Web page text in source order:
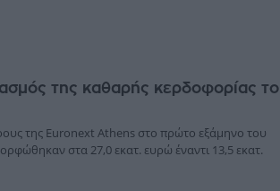
της καθαρής κερδοφορίας το
της Euronext Athens στο πρώτο εξάμηνο του
στα 27,0 εκατ. ευρώ έναντι 13,5 εκατ.